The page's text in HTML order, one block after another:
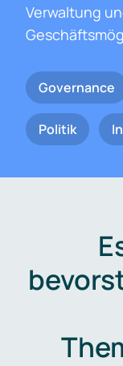
Verwaltung
Governance
Politik